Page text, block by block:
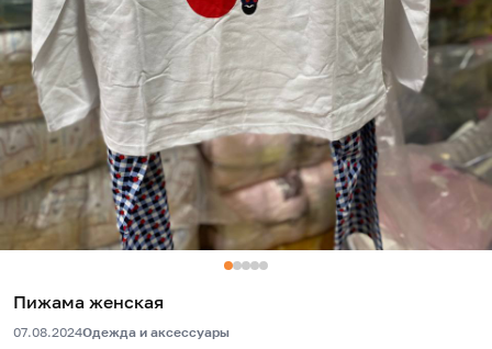
Пижама женская
07.08.2024Одежда и аксессуары